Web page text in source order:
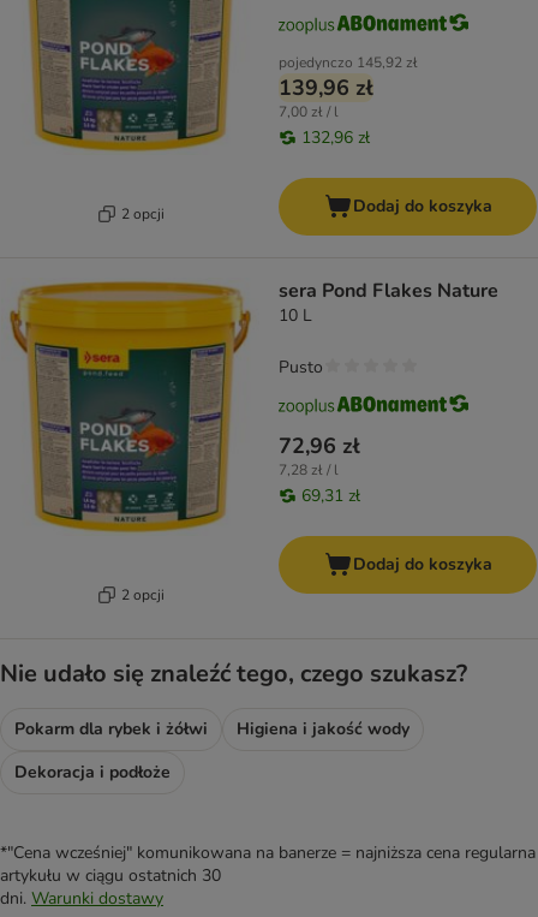
2 opcji
pojedynczo 145,92 zł
139,96 zł
7,00 zł / l
132,96 zł
Dodaj do koszyka
2 opcji
sera Pond Flakes Nature
10 L
72,96 zł
7,28 zł / l
69,31 zł
Pusto
Dodaj do koszyka
Nie udało się znaleźć tego, czego szukasz?
Pokarm dla rybek i żółwi
Higiena i jakość wody
Dekoracja i podłoże
*"Cena wcześniej" komunikowana na banerze = najniższa cena regularna
artykułu w ciągu ostatnich 30
dni. Warunki dostawy